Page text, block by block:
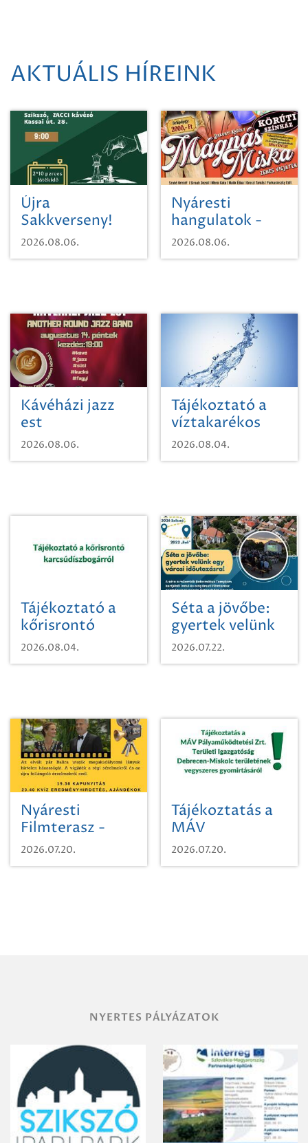
AKTUÁLIS HÍREINK
Újra
Sakkverseny!
2026.08.06.
Nyáresti
hangulatok -
Mágnás Miska
2026.08.06.
Kávéházi jazz
est
2026.08.06.
Tájékoztató a
víztakarékos
vízhasználatról
2026.08.04.
Tájékoztató a
kőrisrontó
karcsúdíszbogárról
2026.08.04.
Séta a jövőbe:
gyertek velünk
egy városi
időutazásra!
2026.07.22.
Nyáresti
Filmterasz -
Beugró a
Paradicsomba
2026.07.20.
Tájékoztatás a
MÁV
Pályaműködtetési
Zrt. Területi
2026.07.20.
NYERTES PÁLYÁZATOK